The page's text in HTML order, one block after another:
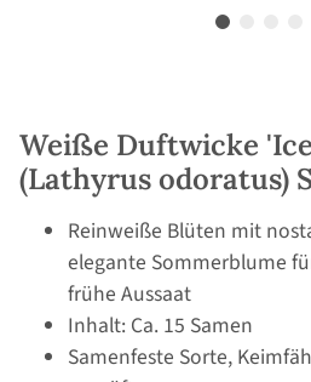
Weiße Duftwicke
(Lathyrus odoratus)
Reinweiße Blüten mit
elegante Sommerblume
frühe Aussaat
Inhalt: Ca. 15 Samen
Samenfeste Sorte,